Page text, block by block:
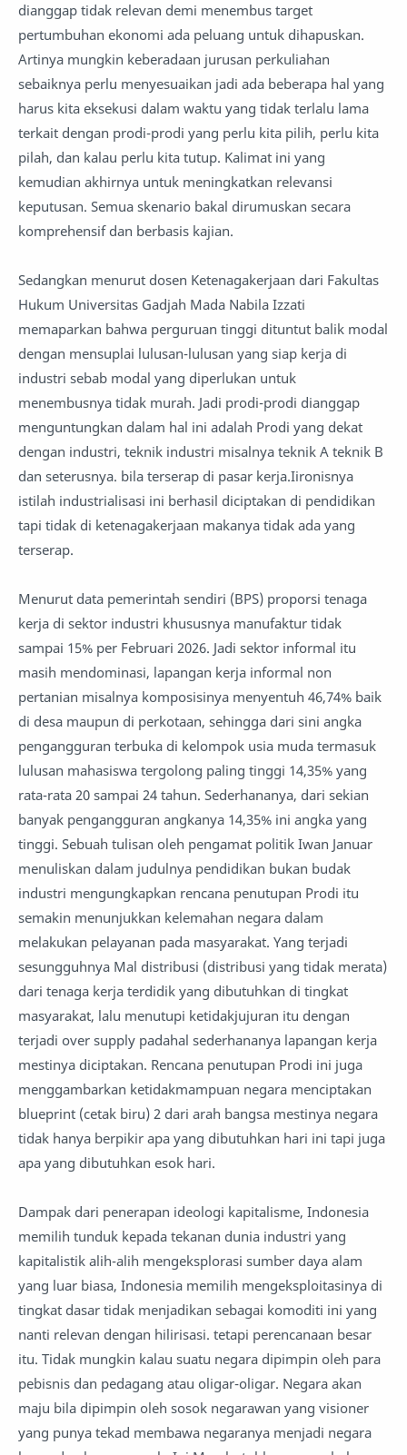
dianggap tidak relevan demi menembus target
pertumbuhan ekonomi ada peluang untuk dihapuskan.
Artinya mungkin keberadaan jurusan perkuliahan
sebaiknya perlu menyesuaikan jadi ada beberapa hal yang
harus kita eksekusi dalam waktu yang tidak terlalu lama
terkait dengan prodi-prodi yang perlu kita pilih, perlu kita
pilah, dan kalau perlu kita tutup. Kalimat ini yang
kemudian akhirnya untuk meningkatkan relevansi
keputusan. Semua skenario bakal dirumuskan secara
komprehensif dan berbasis kajian.
Sedangkan menurut dosen Ketenagakerjaan dari Fakultas
Hukum Universitas Gadjah Mada Nabila Izzati
memaparkan bahwa perguruan tinggi dituntut balik modal
dengan mensuplai lulusan-lulusan yang siap kerja di
industri sebab modal yang diperlukan untuk
menembusnya tidak murah. Jadi prodi-prodi dianggap
menguntungkan dalam hal ini adalah Prodi yang dekat
dengan industri, teknik industri misalnya teknik A teknik B
dan seterusnya. bila terserap di pasar kerja.Iironisnya
istilah industrialisasi ini berhasil diciptakan di pendidikan
tapi tidak di ketenagakerjaan makanya tidak ada yang
terserap.
Menurut data pemerintah sendiri (BPS) proporsi tenaga
kerja di sektor industri khususnya manufaktur tidak
sampai 15% per Februari 2026. Jadi sektor informal itu
masih mendominasi, lapangan kerja informal non
pertanian misalnya komposisinya menyentuh 46,74% baik
di desa maupun di perkotaan, sehingga dari sini angka
pengangguran terbuka di kelompok usia muda termasuk
lulusan mahasiswa tergolong paling tinggi 14,35% yang
rata-rata 20 sampai 24 tahun. Sederhananya, dari sekian
banyak pengangguran angkanya 14,35% ini angka yang
tinggi. Sebuah tulisan oleh pengamat politik Iwan Januar
menuliskan dalam judulnya pendidikan bukan budak
industri mengungkapkan rencana penutupan Prodi itu
semakin menunjukkan kelemahan negara dalam
melakukan pelayanan pada masyarakat. Yang terjadi
sesungguhnya Mal distribusi (distribusi yang tidak merata)
dari tenaga kerja terdidik yang dibutuhkan di tingkat
masyarakat, lalu menutupi ketidakjujuran itu dengan
terjadi over supply padahal sederhananya lapangan kerja
mestinya diciptakan. Rencana penutupan Prodi ini juga
menggambarkan ketidakmampuan negara menciptakan
blueprint (cetak biru) 2 dari arah bangsa mestinya negara
tidak hanya berpikir apa yang dibutuhkan hari ini tapi juga
apa yang dibutuhkan esok hari.
Dampak dari penerapan ideologi kapitalisme, Indonesia
memilih tunduk kepada tekanan dunia industri yang
kapitalistik alih-alih mengeksplorasi sumber daya alam
yang luar biasa, Indonesia memilih mengeksploitasinya di
tingkat dasar tidak menjadikan sebagai komoditi ini yang
nanti relevan dengan hilirisasi. tetapi perencanaan besar
itu. Tidak mungkin kalau suatu negara dipimpin oleh para
pebisnis dan pedagang atau oligar-oligar. Negara akan
maju bila dipimpin oleh sosok negarawan yang visioner
yang punya tekad membawa negaranya menjadi negara